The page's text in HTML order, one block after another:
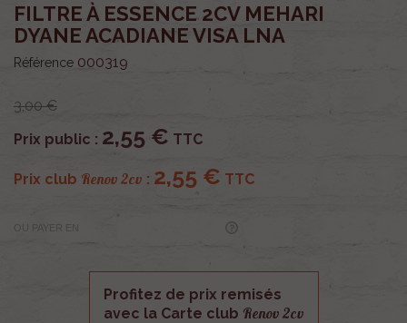
FILTRE À ESSENCE 2CV MEHARI
DYANE ACADIANE VISA LNA
Référence 000319
3,00 €
Prix public : 2,55 € TTC
Prix club Renov 2cv : 2,55 € TTC
OU PAYER EN
Profitez de prix remisés
avec la Carte club Renov 2cv